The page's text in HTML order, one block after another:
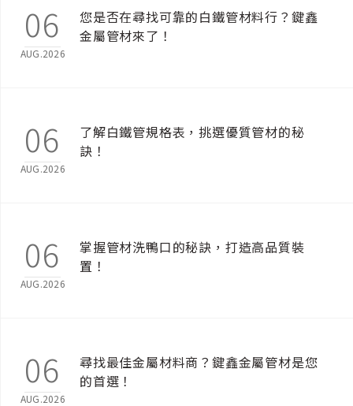
06
AUG.2026
您是否在尋找可靠的白鐵管材料行？鍵鑫
金屬管材來了！
06
AUG.2026
了解白鐵管規格表，挑選優質管材的秘
訣！
06
AUG.2026
掌握管材洗鴨口的秘訣，打造高品質裝
置！
06
AUG.2026
尋找最佳金屬材料商？鍵鑫金屬管材是您
的首選！